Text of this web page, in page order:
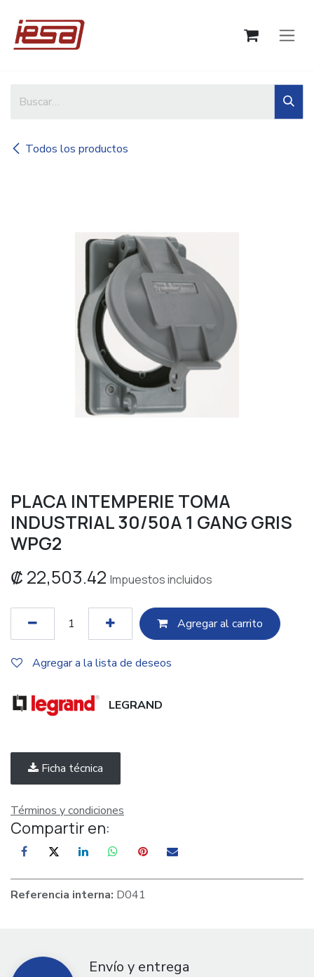
Todos los productos
PLACA INTEMPERIE TOMA
INDUSTRIAL 30/50A 1 GANG GRIS
WPG2
₡ 22,503.42 Impuestos incluidos
Agregar al c​​arrito
Agregar a la lista de deseos
LEGRAND
Ficha técnica
Términos y condiciones
Compartir en:
Referencia interna: D041
Envío y entrega